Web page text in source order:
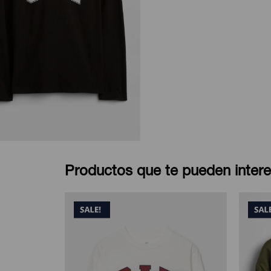
Productos que te pueden